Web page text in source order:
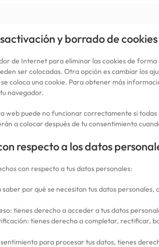
y borrado de cookies
de Internet para eliminar las cookies de
ser colocadas. Otra opción es cambiar los
coloca una cookie. Para obtener más
navegador.
web puede no funcionar correctamente si
a colocar después de tu consentimiento
respecto a los datos
con respecto a tus datos personales:
por qué se necesitan tus datos personales,
tienes derecho a acceder a tus datos
tienes derecho a completar, rectificar,
para procesar tus datos, tienes